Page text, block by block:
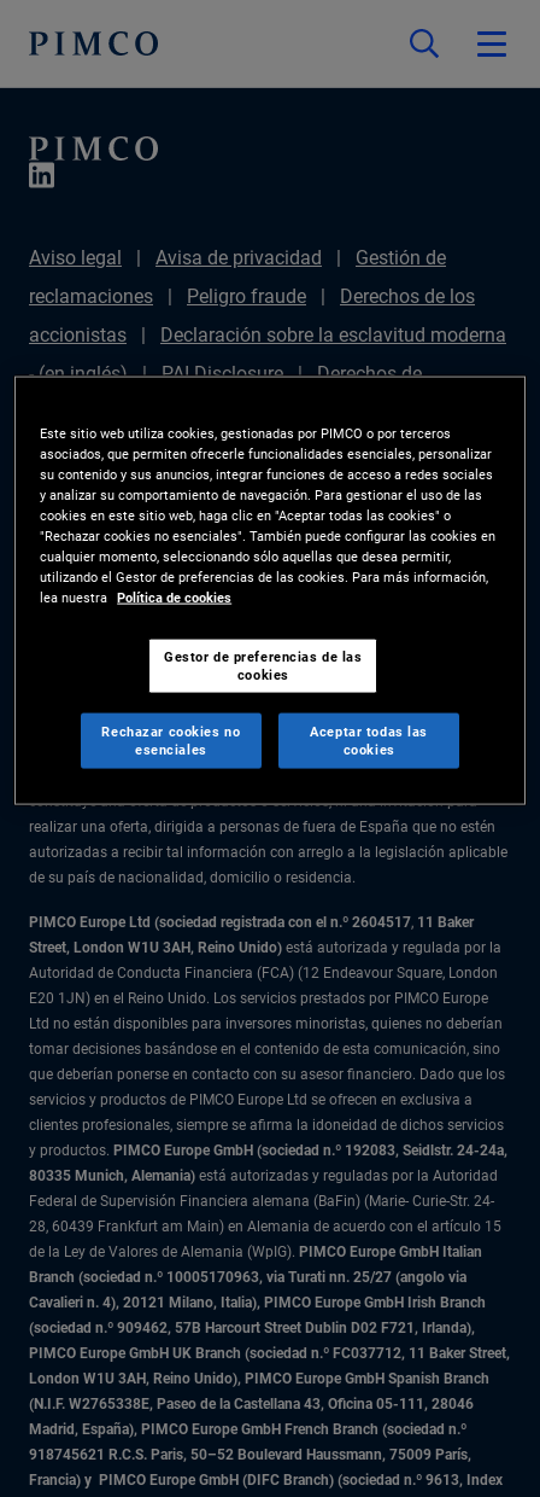
Aviso legal Avisa de privacidad
Gestión de
reclamaciones
Peligro fraude
Derechos de los
accionistas
Declaración sobre la esclavitud moderna
- (en inglés)
PAI Disclosure
Derechos de
preferencias de las cookies
PIMCO ESG Rating
Methodology
La información facilitada en el presente sitio web está destinada
exclusivamente a residentes en España.
título informativo y no debe considerarse asesoramiento en materia de
inversión. Se recomienda a los inversores que reciban asesoramiento
Los productos y servicios están disponibles solo para los residentes en la
constituye una oferta de productos o servicios, ni una invitación para
realizar una oferta, dirigida a personas de fuera de España que no estén
autorizadas a recibir tal información con arreglo a la legislación aplicable
de su país de nacionalidad, domicilio o residencia.
PIMCO Europe Ltd (sociedad registrada con el n.º 2604517, 11 Baker
Street, London W1U 3AH, Reino Unido) está autorizada y regulada por la
Autoridad de Conducta Financiera (FCA) (12 Endeavour Square, London
E20 1JN) en el Reino Unido. Los servicios prestados por PIMCO Europe
Ltd no están disponibles para inversores minoristas, quienes no deberían
tomar decisiones basándose en el contenido de esta comunicación, sino
que deberían ponerse en contacto con su asesor financiero. Dado que los
servicios y productos de PIMCO Europe Ltd se ofrecen en exclusiva a
clientes profesionales, siempre se afirma la idoneidad de dichos servicios
y productos. PIMCO Europe GmbH (sociedad n.º 192083, Seidlstr. 24-24a,
80335 Munich, Alemania) está autorizadas y reguladas por la Autoridad
Federal de Supervisión Financiera alemana (BaFin) (Marie- Curie-Str. 24-
28, 60439 Frankfurt am Main) en Alemania de acuerdo con el artículo 15
de la Ley de Valores de Alemania (WpIG). PIMCO Europe GmbH Italian
Branch (sociedad n.º 10005170963, via Turati nn. 25/27 (angolo via
Cavalieri n. 4), 20121 Milano, Italia), PIMCO Europe GmbH Irish Branch
(sociedad n.º 909462, 57B Harcourt Street Dublin D02 F721, Irlanda),
PIMCO Europe GmbH UK Branch (sociedad n.º FC037712, 11 Baker Street,
London W1U 3AH, Reino Unido), PIMCO Europe GmbH Spanish Branch
(N.I.F. W2765338E, Paseo de la Castellana 43, Oficina 05-111, 28046
Madrid, España), PIMCO Europe GmbH French Branch (sociedad n.º
918745621 R.C.S. Paris, 50–52 Boulevard Haussmann, 75009 París,
Francia) y PIMCO Europe GmbH (DIFC Branch) (sociedad n.º 9613, Index
Este sitio web utiliza cookies, gestionadas por PIMCO o por terceros
asociados, que permiten ofrecerle funcionalidades esenciales, personalizar
su contenido y sus anuncios, integrar funciones de acceso a redes sociales
y analizar su comportamiento de navegación. Para gestionar el uso de las
cookies en este sitio web, haga clic en "Aceptar todas las cookies" o
"Rechazar cookies no esenciales". También puede configurar las cookies en
cualquier momento, seleccionando sólo aquellas que desea permitir,
utilizando el Gestor de preferencias de las cookies. Para más información,
lea nuestra Política de cookies
Gestor de preferencias de las
cookies
Rechazar cookies no
esenciales
Aceptar todas las
cookies